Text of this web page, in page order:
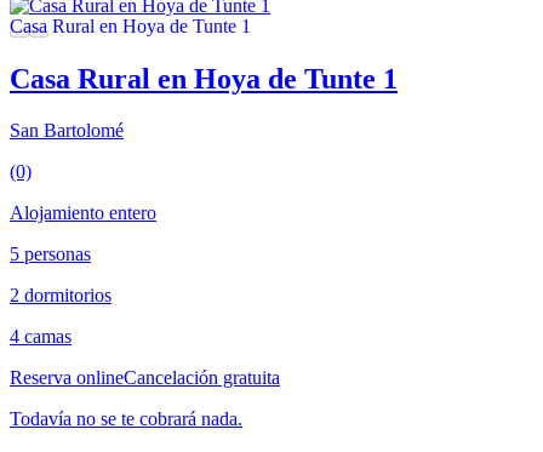
Casa Rural en Hoya de Tunte 1
San Bartolomé
(0)
Alojamiento entero
5 personas
2 dormitorios
4 camas
Reserva onlineCancelación gratuita
Todavía no se te cobrará nada.